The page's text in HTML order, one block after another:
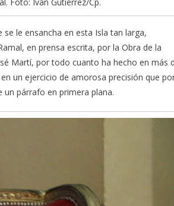
le ensancha en esta Isla tan larga,
en prensa escrita, por la Obra de la
Martí, por todo cuanto ha hecho en más
un ejercicio de amorosa precisión que
un párrafo en primera plana.